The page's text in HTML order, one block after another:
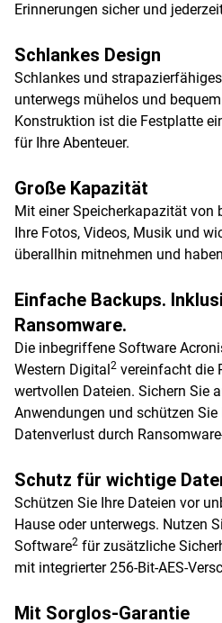
Erinnerungen sicher und
Schlankes Design
Schlankes und
unterwegs mühelos und
Konstruktion ist die Festplatte
für Ihre Abenteuer.
Große Kapazität
Mit einer Speicherkapazität von
Ihre Fotos, Videos, Musik und
überallhin mitnehmen und
Einfache Backups.
Ransomware.
Die inbegriffene Software
Western Digital2 vereinfacht die
wertvollen Dateien. Sichern Sie
Anwendungen und schützen
Datenverlust durch
Schutz für wichtige
Schützen Sie Ihre Dateien vor
Hause oder unterwegs. Nutzen
Software2 für zusätzliche
mit integrierter 256-Bit-AES-
Mit Sorglos-Garantie